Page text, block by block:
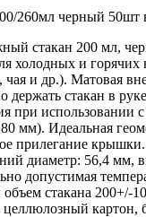
260мл черный 50шт
стакан 200 мл,
холодных и горячих
и др.). Матовая
держать стакан в
при использовании
мм). Идеальная
прилегание
диаметр: 56,4 мм,
допустимая
стакана 200+/-
картон,